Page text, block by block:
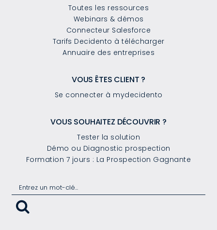
Toutes les ressources
Webinars & démos
Connecteur Salesforce
Tarifs Decidento à télécharger
Annuaire des entreprises
VOUS ÊTES CLIENT ?
Se connecter à mydecidento
VOUS SOUHAITEZ DÉCOUVRIR ?
Tester la solution
Démo ou Diagnostic prospection
Formation 7 jours : La Prospection Gagnante